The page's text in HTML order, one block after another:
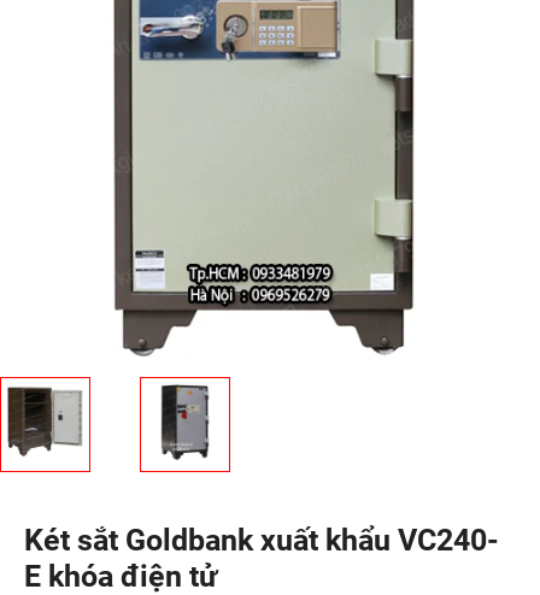
Két sắt Goldbank xuất khẩu VC240-
E khóa điện tử